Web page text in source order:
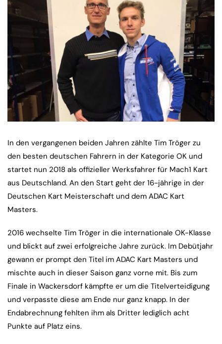
In den vergangenen beiden Jahren zählte Tim Tröger zu
den besten deutschen Fahrern in der Kategorie OK und
startet nun 2018 als offizieller Werksfahrer für Mach1 Kart
aus Deutschland. An den Start geht der 16-jährige in der
Deutschen Kart Meisterschaft und dem ADAC Kart
Masters.
2016 wechselte Tim Tröger in die internationale OK-Klasse
und blickt auf zwei erfolgreiche Jahre zurück. Im Debütjahr
gewann er prompt den Titel im ADAC Kart Masters und
mischte auch in dieser Saison ganz vorne mit. Bis zum
Finale in Wackersdorf kämpfte er um die Titelverteidigung
und verpasste diese am Ende nur ganz knapp. In der
Endabrechnung fehlten ihm als Dritter lediglich acht
Punkte auf Platz eins.